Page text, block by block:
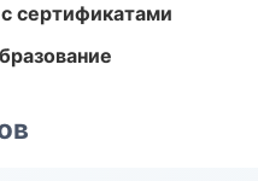
сертификатами